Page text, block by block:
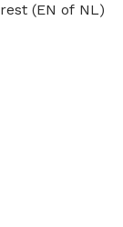
(EN of NL)